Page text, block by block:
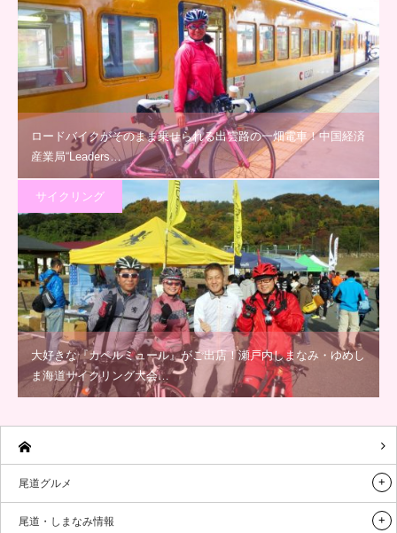
ロードバイクがそのまま乗せられる出雲路の一畑電車！中国経済
産業局“Leaders…
サイクリング
大好きな『カペルミュール』がご出店！瀬戸内しまなみ・ゆめし
ま海道サイクリング大会…
尾道グルメ
尾道・しまなみ情報